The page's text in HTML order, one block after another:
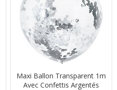
Maxi Ballon Transparent 1m
Avec Confettis Argentés